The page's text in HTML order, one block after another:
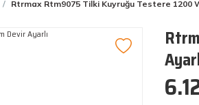
Rtrmax Rtm9075 Tilki Kuyruğu Testere 1200